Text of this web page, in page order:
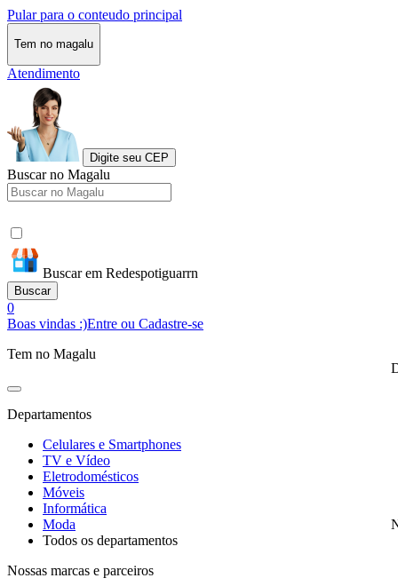
Pular para o conteudo principal
Tem no magalu
Atendimento
Digite seu CEP
Buscar no Magalu
Buscar em Redespotiguarrn
Buscar
0
Boas vindas :)Entre ou Cadastre-se
Tem no Magalu
Departamentos
Celulares e Smartphones
TV e Vídeo
Eletrodomésticos
Móveis
Informática
Moda
Todos os departamentos
Nossas marcas e parceiros